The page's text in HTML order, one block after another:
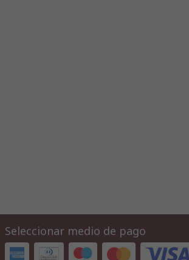
Seleccionar medio de pago